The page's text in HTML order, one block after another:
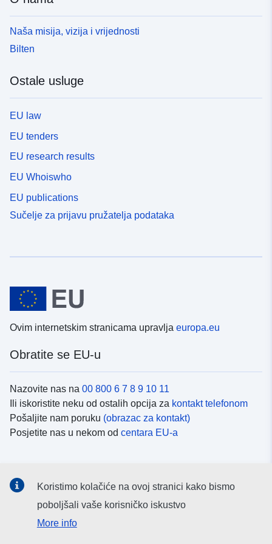
Naša misija, vizija i vrijednosti
Bilten
Ostale usluge
EU law
EU tenders
EU research results
EU Whoiswho
EU publications
Sučelje za prijavu pružatelja podataka
Ovim internetskim stranicama upravlja europa.eu
Obratite se EU-u
Nazovite nas na 00 800 6 7 8 9 10 11
Ili iskoristite neku od ostalih opcija za kontakt telefonom
Pošaljite nam poruku (obrazac za kontakt)
Posjetite nas u nekom od centara EU-a
Potražite kanale EU-a nadruštvenim mrežama
Koristimo kolačiće na ovoj stranici kako bismo
poboljšali vaše korisničko iskustvo
More info